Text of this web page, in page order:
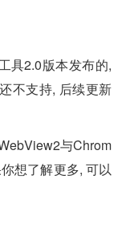
具2.0版本发布的,
不支持, 后续更新
与Chrom
想了解更多, 可以